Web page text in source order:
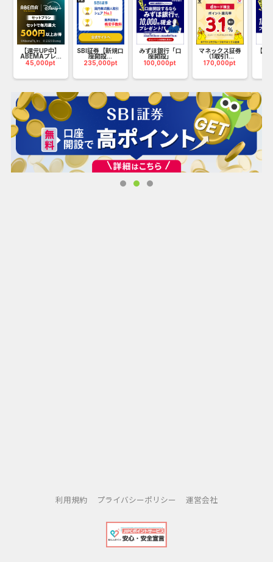
【還元UP中】
ABEMAプレ...
45,000pt
SBI証券【新規口
座開設...
235,000pt
みずほ銀行「口
座開設」
100,000pt
マネックス証券
（1取引1...
170,000pt
【リ
利用規約 プライバシーポリシー 運営会社